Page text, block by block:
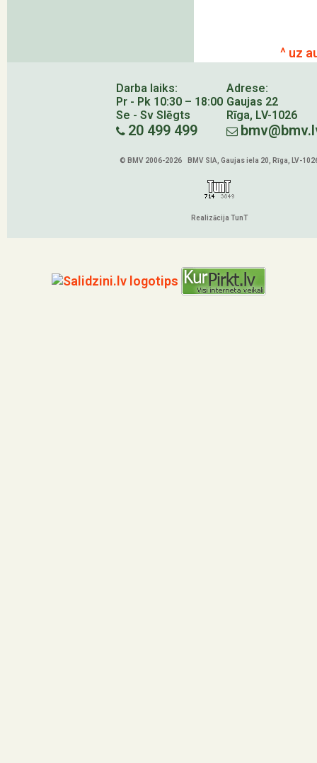
^ uz
Darba laiks:
Pr - Pk 10:30 – 18:00
Se - Sv Slēgts
20 499 499
Adrese:
Gaujas 22
Rīga, LV-1026
© BMV 2006-2026 BMV SIA, Gaujas iela 20, Rīga, LV-
Realizācija TunT